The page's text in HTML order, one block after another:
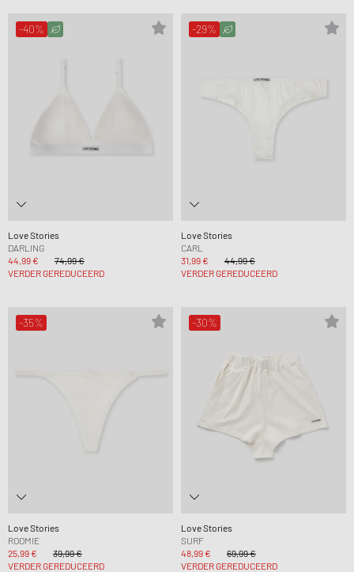
-40%
Love Stories
DARLING
44,99 €
74,99 €
VERDER GEREDUCEERD
-29%
Love Stories
CARL
31,99 €
44,99 €
VERDER GEREDUCEERD
-35%
Love Stories
ROOMIE
25,99 €
39,99 €
VERDER GEREDUCEERD
-30%
Love Stories
SURF
48,99 €
69,99 €
VERDER GEREDUCEERD